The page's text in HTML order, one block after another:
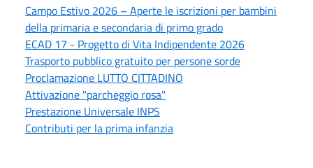
Campo Estivo 2026 – Aperte le iscrizioni per bambini
della primaria e secondaria di primo grado
ECAD 17 - Progetto di Vita Indipendente 2026
Trasporto pubblico gratuito per persone sorde
Proclamazione LUTTO CITTADINO
Attivazione "parcheggio rosa"
Prestazione Universale INPS
Contributi per la prima infanzia